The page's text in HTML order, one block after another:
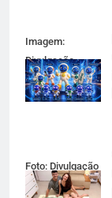
Imagem:
Divulgação
Foto: Divulgação